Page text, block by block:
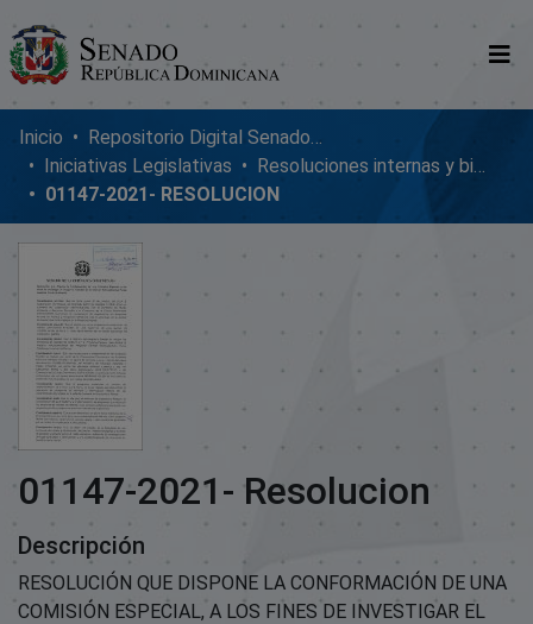
Comunidades
Glosario
Nosotros
Inicio
Repositorio Digital SenadoRD
Iniciativas Legislativas
Resoluciones internas y bicamerales
01147-2021- RESOLUCION
01147-2021- Resolucion
Descripción
RESOLUCIÓN QUE DISPONE LA CONFORMACIÓN DE UNA
COMISIÓN ESPECIAL, A LOS FINES DE INVESTIGAR EL